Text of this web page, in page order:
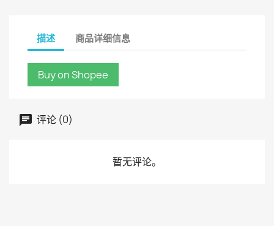
描述 商品详细信息
Buy on Shopee
评论 (0)
暂无评论。